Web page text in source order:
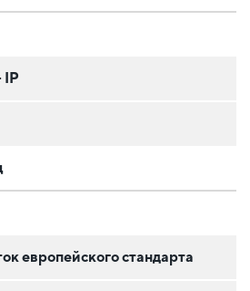
IP
европейского стандарта